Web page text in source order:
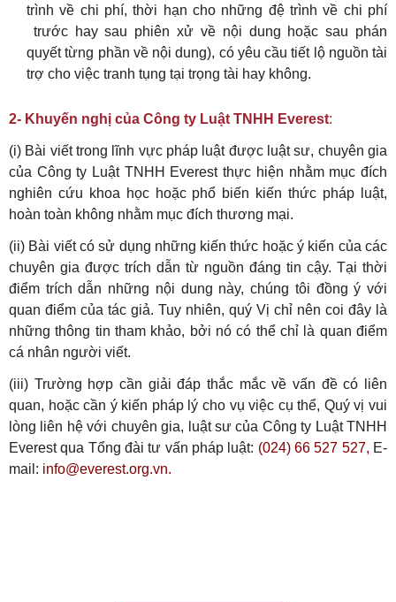
trình về chi phí, thời hạn cho những đệ trình về chi phí
trước hay sau phiên xử về nội dung hoặc sau phán
quyết từng phần về nội dung), có yêu cầu tiết lộ nguồn tài
trợ cho việc tranh tụng tại trọng tài hay không.
2- Khuyến nghị của Công ty Luật TNHH Everest:
(i) Bài viết trong lĩnh vực pháp luật được luật sư, chuyên gia
của Công ty Luật TNHH Everest thực hiện nhằm mục đích
nghiên cứu khoa học hoặc phổ biến kiến thức pháp luật,
hoàn toàn không nhằm mục đích thương mại.
(ii) Bài viết có sử dụng những kiến thức hoặc ý kiến của các
chuyên gia được trích dẫn từ nguồn đáng tin cậy. Tại thời
điểm trích dẫn những nội dung này, chúng tôi đồng ý với
quan điểm của tác giả. Tuy nhiên, quý Vị chỉ nên coi đây là
những thông tin tham khảo, bởi nó có thể chỉ là quan điểm
cá nhân người viết.
(iii) Trường hợp cần giải đáp thắc mắc về vấn đề có liên
quan, hoặc cần ý kiến pháp lý cho vụ việc cụ thể, Quý vị vui
lòng liên hệ với chuyên gia, luật sư của Công ty Luật TNHH
Everest qua Tổng đài tư vấn pháp luật: (024) 66 527 527, E-
mail: info@everest.org.vn.